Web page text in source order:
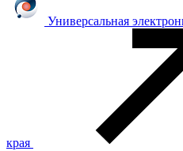
Универсальная
края